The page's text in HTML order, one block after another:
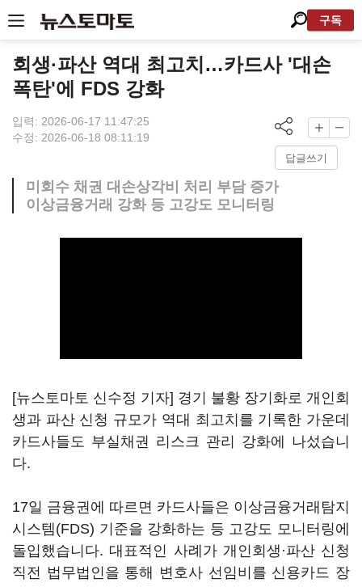
구독
회생·파산 역대 최고치…카드사 '대손
폭탄'에 FDS 강화
입력: 2026-06-17 11:47:25
수정: 2026-06-18 08:11:19
답글쓰기
미회수 채권 대손상각비 처리 부담 증가
이상금융거래 강화 등 고강도 모니터링
[뉴스토마토 신수정 기자] 경기 불황 장기화로 개인회
생과 파산 신청 규모가 역대 최고치를 기록한 가운데
카드사들도 부실채권 리스크 관리 강화에 나섰습니
다.
17일 금융권에 따르면 카드사들은 이상금융거래탐지
시스템(FDS) 기준을 강화하는 등 고강도 모니터링에
돌입했습니다. 대표적인 사례가 개인회생·파산 신청
직전 법무법인을 통해 변호사 선임비를 신용카드 장